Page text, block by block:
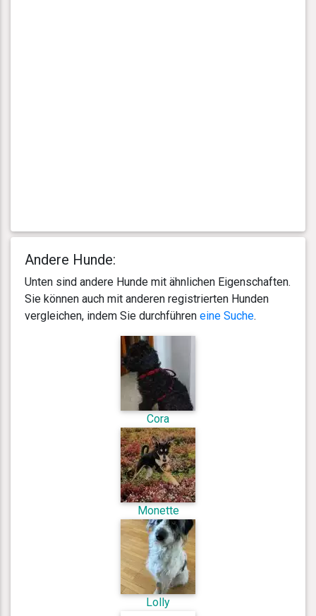
Andere Hunde:
Unten sind andere Hunde mit ähnlichen Eigenschaften.
Sie können auch mit anderen registrierten Hunden
vergleichen, indem Sie durchführen eine Suche.
Cora
Monette
Lolly